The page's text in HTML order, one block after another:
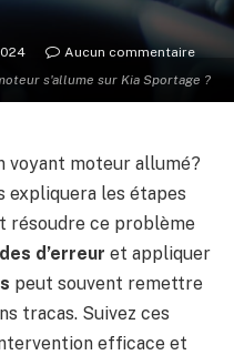
s'allume sur Kia Sportage ?
Aucun commentaire
voyant moteur allumé?
expliquera les étapes
résoudre ce problème
d’erreur et appliquer
peut souvent remettre
tracas. Suivez ces
efficace et